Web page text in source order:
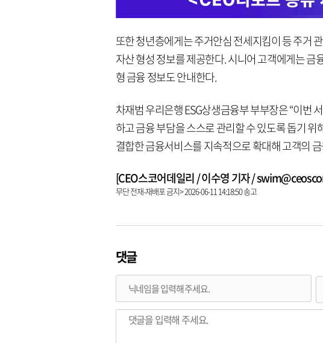
또한 청년층에게는 주거안심 전세지킴이 등 주거
자산 형성 정보를 제공한다. 시니어 고객에게는
형 금융 정보도 안내한다.
차재범 우리은행 ESG상생금융부 부부장은 “이번
하고 금융 부담을 스스로 관리할 수 있도록 돕기
결합한 금융서비스를 지속적으로 확대해 고객의
[CEO스코어데일리 / 이수영 기자 /
무단 전재-재배포 금지> 2026-06-11 14:18:50 송고
댓글